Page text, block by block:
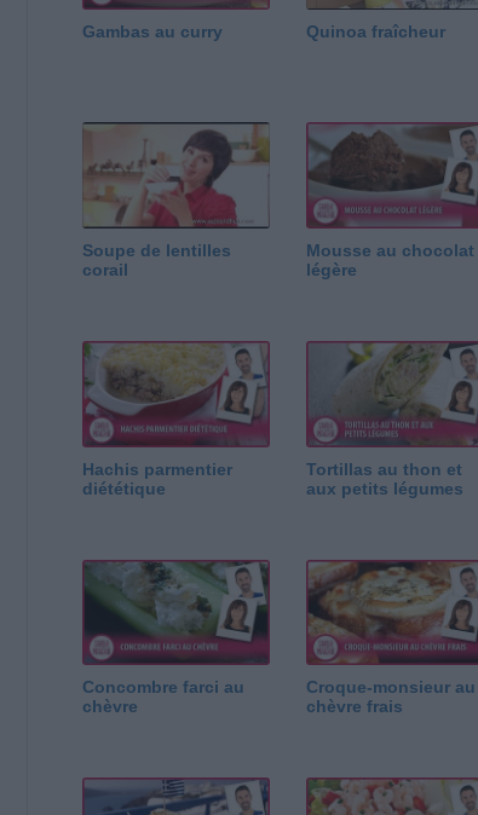
Gambas au curry Quinoa fraîcheur
Soupe de lentilles
corail
Mousse au chocolat
légère
Hachis parmentier
diététique
Tortillas au thon et
aux petits légumes
Concombre farci au
chèvre
Croque-monsieur au
chèvre frais